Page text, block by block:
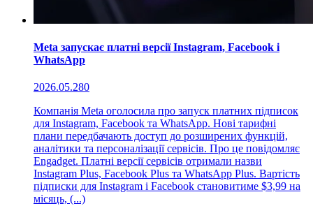
Meta запускає платні версії Instagram, Facebook і
WhatsApp
2026.05.280
Компанія Meta оголосила про запуск платних підписок
для Instagram, Facebook та WhatsApp. Нові тарифні
плани передбачають доступ до розширених функцій,
аналітики та персоналізації сервісів. Про це повідомляє
Engadget. Платні версії сервісів отримали назви
Instagram Plus, Facebook Plus та WhatsApp Plus. Вартість
підписки для Instagram і Facebook становитиме $3,99 на
місяць, (...)